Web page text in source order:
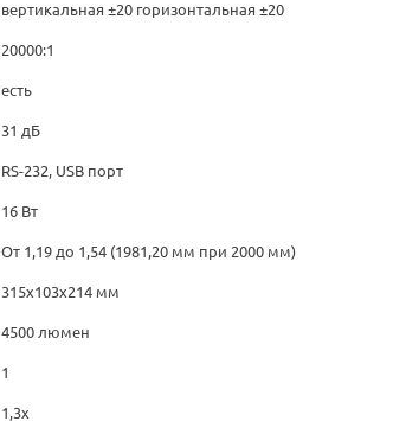
вертикальная ±20 горизонтальная ±20
20000:1
есть
31 дБ
RS-232, USB порт
16 Вт
От 1,19 до 1,54 (1981,20 мм при 2000 мм)
315x103x214 мм
4500 люмен
1
1,3x